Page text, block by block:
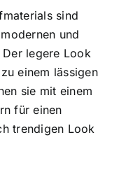
sind
und
legere Look
einem lässigen
sie mit einem
für einen
trendigen Look